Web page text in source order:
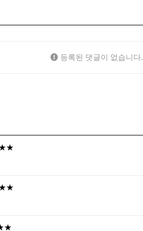
등록된 댓글이 없습니다.
★★
★★
★★